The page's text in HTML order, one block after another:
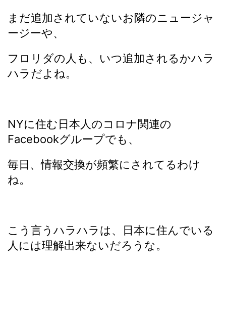
まだ追加されていないお隣のニュージャ
ージーや、
フロリダの人も、いつ追加されるかハラ
ハラだよね。
NYに住む日本人のコロナ関連の
Facebookグループでも、
毎日、情報交換が頻繁にされてるわけ
ね。
こう言うハラハラは、日本に住んでいる
人には理解出来ないだろうな。